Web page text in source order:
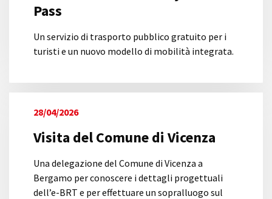
Pass
Un servizio di trasporto pubblico gratuito per i
turisti e un nuovo modello di mobilità integrata.
28/04/2026
Visita del Comune di Vicenza
Una delegazione del Comune di Vicenza a
Bergamo per conoscere i dettagli progettuali
dell’e-BRT e per effettuare un sopralluogo sul